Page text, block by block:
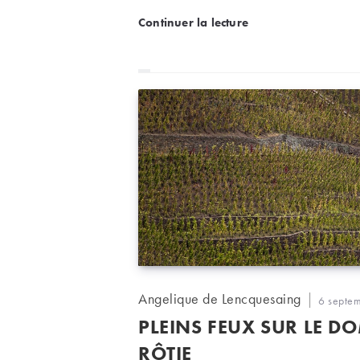
Continuer la lectureAccords mets et vins :
Auteur/autrice
la
publication :
Angelique de Lencquesaing
publiée :
6
PLEINS FEUX SUR LE
RÔTIE